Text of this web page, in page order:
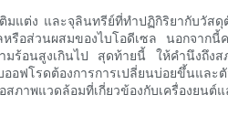
มแต่ง และจุลินทรีย์ที่ทำปฏิกิริยากับวั
ส่วนผสมของไบโอดีเซล นอกจากนี้
มร้อนสูงเกินไป สุดท้ายนี้ ให้คำนึงถึ
โรดต้องการการเปลี่ยนบ่อยขึ้นแล
ภาพแวดล้อมที่เกี่ยวข้องกับเครื่องยน